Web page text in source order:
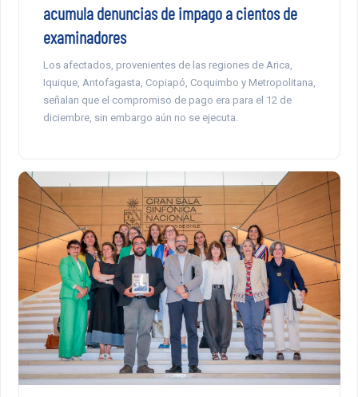
acumula denuncias de impago a cientos de
examinadores
Los afectados, provenientes de las regiones de Arica,
Iquique, Antofagasta, Copiapó, Coquimbo y Metropolitana,
señalan que el compromiso de pago era para el 12 de
diciembre, sin embargo aún no se ejecuta.